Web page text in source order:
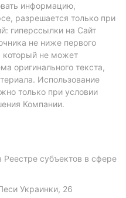
информацию,
разрешается только при
гиперссылки на Сайт
не ниже первого
который не может
оригинального текста,
Использование
только при условии
Компании.
субъектов в сфере
Украинки, 26